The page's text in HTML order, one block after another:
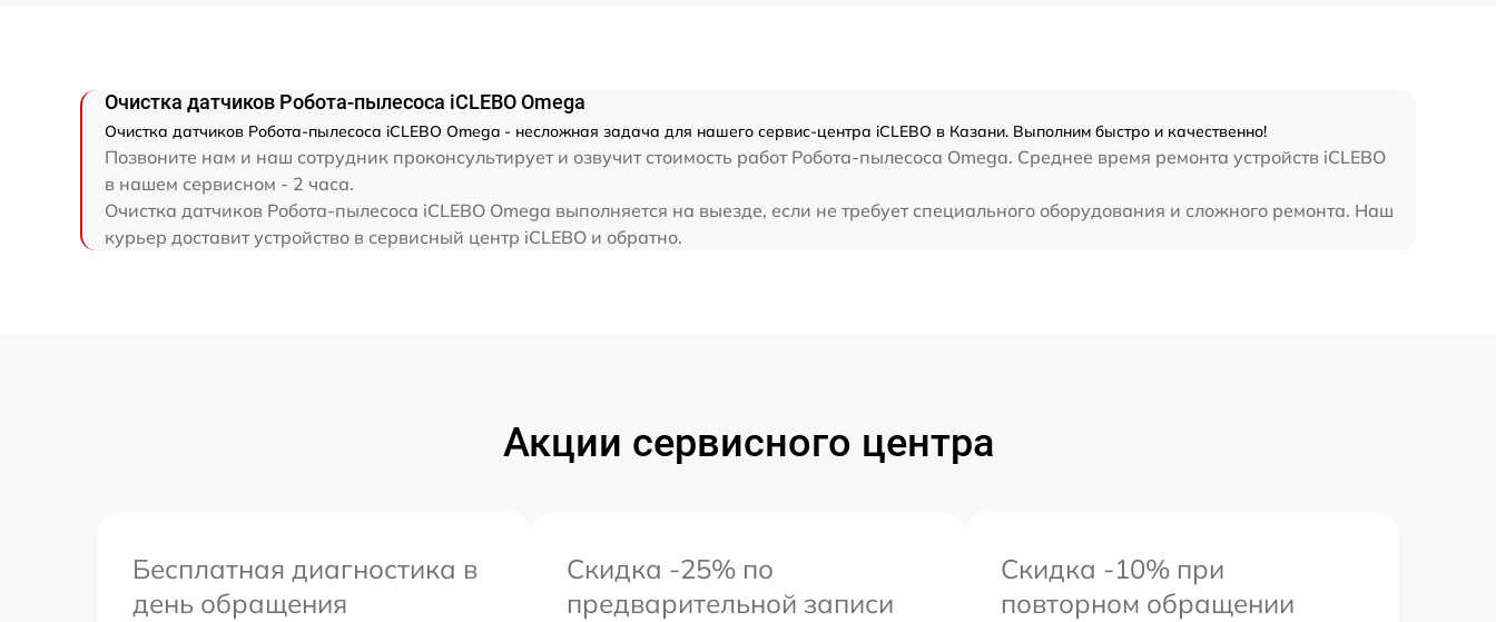
Очистка датчиков Робота-пылесоса iCLEBO Omega
Очистка датчиков Робота-пылесоса iCLEBO Omega - несложная задача для нашего сервис-центра iCLEBO в Казани. Выполним быстро и качественно!
Позвоните нам и наш сотрудник проконсультирует и озвучит стоимость работ Робота-пылесоса Omega. Среднее время ремонта устройств iCLEBO
в нашем сервисном - 2 часа.
Очистка датчиков Робота-пылесоса iCLEBO Omega выполняется на выезде, если не требует специального оборудования и сложного ремонта. Наш
курьер доставит устройство в сервисный центр iCLEBO и обратно.
Акции сервисного центра
Бесплатная диагностика в
день обращения
Скидка -25% по
предварительной записи
Скидка -10% при
повторном обращении